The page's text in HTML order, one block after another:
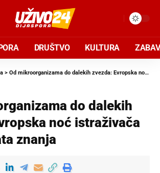
DRUŠTVO KULTURA
> Od mikroorganizama do dalekih zvezda: Evropska noć istraživača otvara vrata znanja
do dalekih
noć istraživača
znanja